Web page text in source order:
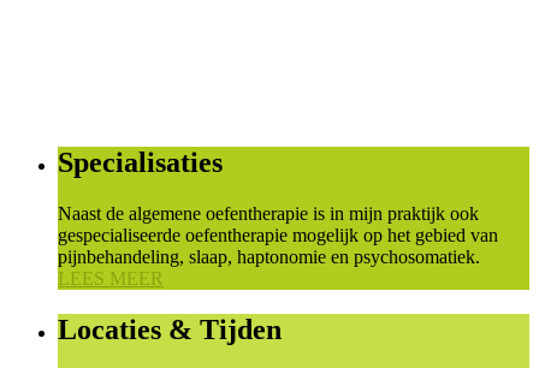
Specialisaties
Naast de algemene oefentherapie is in mijn praktijk ook
gespecialiseerde oefentherapie mogelijk op het gebied van
pijnbehandeling, slaap, haptonomie en psychosomatiek.
LEES MEER
Locaties & Tijden